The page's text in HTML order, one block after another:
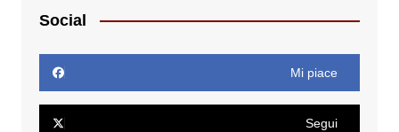
Social
Mi piace
Segui